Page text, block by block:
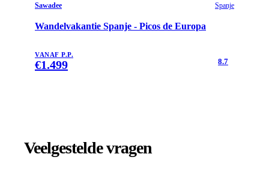
Sawadee Spanje
Wandelvakantie Spanje - Picos de Europa
VANAF P.P.
€1.499 8.7
Veelgestelde vragen